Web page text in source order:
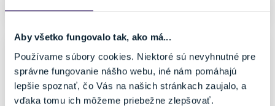
Aby všetko fungovalo tak, ako má...
Používame súbory cookies. Niektoré sú nevyhnutné pre
správne fungovanie nášho webu, iné nám pomáhajú
lepšie spoznať, čo Vás na našich stránkach zaujalo, a
vďaka tomu ich môžeme priebežne zlepšovať.